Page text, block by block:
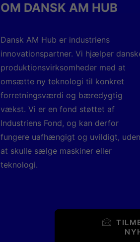
OM DANSK AM HUB
Dansk AM Hub er industriens
innovationspartner. Vi hjælper
produktionsvirksomheder med at
omsætte ny teknologi til konkret
forretningsværdi og bæredygtig
vækst. Vi er en fond støttet af
Industriens Fond, og kan derfor
fungere uafhængigt og uvildigt, uden
at skulle sælge maskiner eller
teknologi.